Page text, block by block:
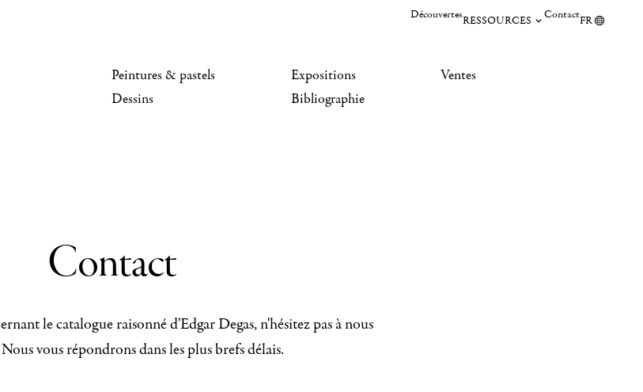
DécouvertesRESSOURCES ContactFR
Peintures & pastels
Dessins
Expositions
Bibliographie
Ventes
Contact
le catalogue raisonné d'Edgar Degas, n'hésitez pas à nous
vous répondrons dans les plus brefs délais.